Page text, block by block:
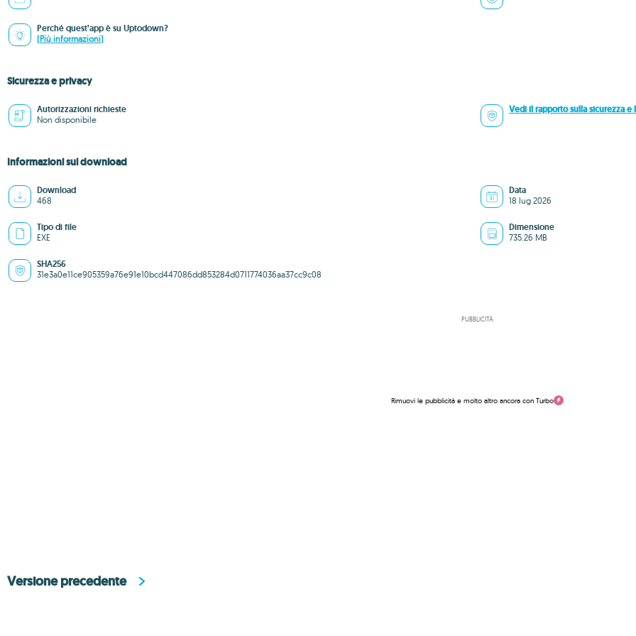
Perché quest’app è su Uptodown?
(Più informazioni)
Sicurezza e privacy
Autorizzazioni richieste
Non disponibile
Vedi il rapporto sulla sicurezza e
Informazioni sul download
Download
468
Data
18 lug 2026
Tipo di file
EXE
Dimensione
735.26 MB
SHA256
31e3a0e11ce905359a76e91e10bcd447086dd853284d0711774036aa37cc9c08
PUBBLICITÀ
Rimuovi le pubblicità e molto altro ancora con Turbo
Versione precedente